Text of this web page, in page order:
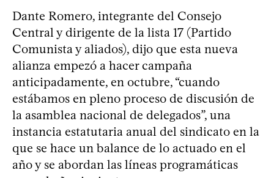
Dante Romero, integrante del Consejo
Central y dirigente de la lista 17 (Partido
Comunista y aliados), dijo que esta nueva
alianza empezó a hacer campaña
anticipadamente, en octubre, “cuando
estábamos en pleno proceso de discusión de
la asamblea nacional de delegados”, una
instancia estatutaria anual del sindicato en la
que se hace un balance de lo actuado en el
año y se abordan las líneas programáticas